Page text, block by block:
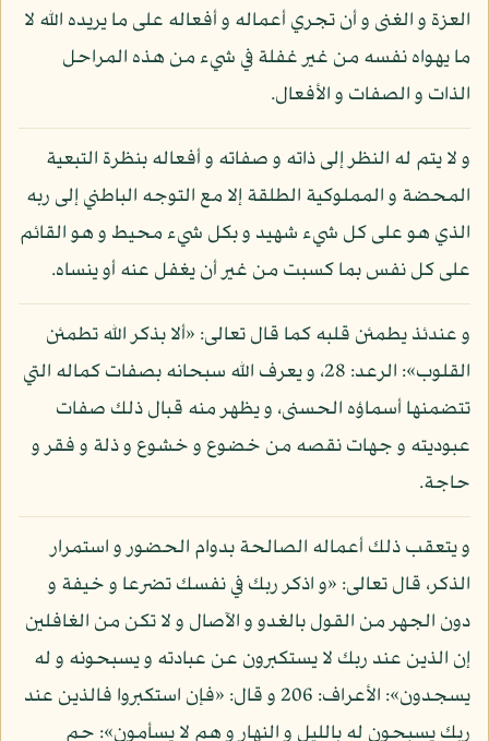
العزة و الغنى و أن تجري أعماله و أفعاله على ما يريده الله لا
ما يهواه نفسه من غير غفلة في شيء من هذه المراحل
الذات و الصفات و الأفعال.
و لا يتم له النظر إلى ذاته و صفاته و أفعاله بنظرة التبعية
المحضة و المملوكية الطلقة إلا مع التوجه الباطني إلى ربه
الذي هو على كل شيء شهيد و بكل شيء محيط و هو القائم
على كل نفس بما كسبت من غير أن يغفل عنه أو ينساه.
و عندئذ يطمئن قلبه كما قال تعالى: «ألا بذكر الله تطمئن
القلوب»: الرعد: 28، و يعرف الله سبحانه بصفات كماله التي
تتضمنها أسماؤه الحسنى، و يظهر منه قبال ذلك صفات
عبوديته و جهات نقصه من خضوع و خشوع و ذلة و فقر و
حاجة.
و يتعقب ذلك أعماله الصالحة بدوام الحضور و استمرار
الذكر، قال تعالى: «و اذكر ربك في نفسك تضرعا و خيفة و
دون الجهر من القول بالغدو و الآصال و لا تكن من الغافلين
إن الذين عند ربك لا يستكبرون عن عبادته و يسبحونه و له
يسجدون»: الأعراف: 206 و قال: «فإن استكبروا فالذين عند
ربك يسبحون له بالليل و النهار و هم لا يسأمون»: حم